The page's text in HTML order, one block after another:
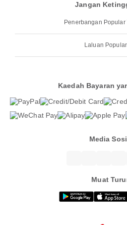
Jangan
Penerbangan Popular
Laluan Popular
Kaedah Bayaran
Media
Muat